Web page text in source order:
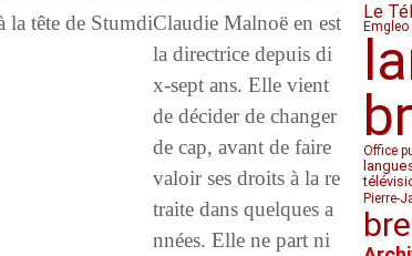
Claudie Malnoë en est
la directrice depuis di
x-sept ans. Elle vient
de décider de changer
de cap, avant de faire
valoir ses droits à la re
traite dans quelques a
nnées. Elle ne part ni
Le
Office
Pierre-